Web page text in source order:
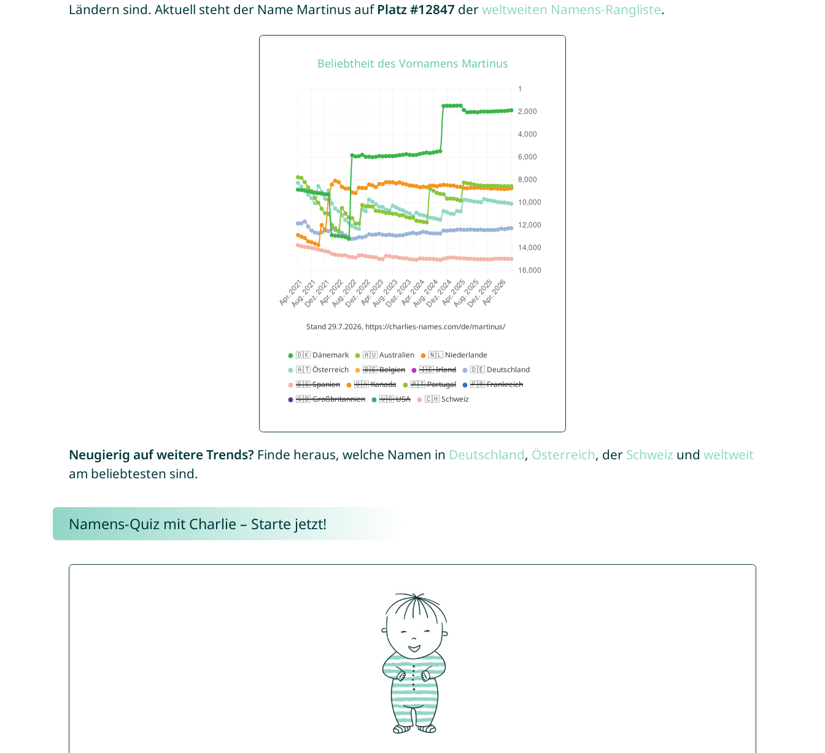
Ländern sind. Aktuell steht der Name Martinus auf Platz #12847 derweltweiten Namens-Rangliste.
Neugierig auf weitere Trends? Finde heraus, welche Namen in Deutschland, Österreich, der Schweiz und weltweit
am beliebtesten sind.
Namens-Quiz mit Charlie – Starte jetzt!